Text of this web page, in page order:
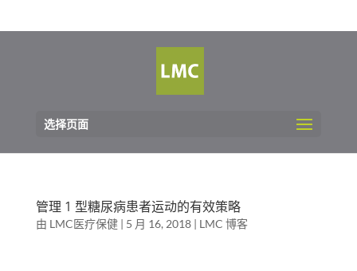
选择页面
管理 1 型糖尿病患者运动的有效策略
由 LMC医疗保健| 5 月 16, 2018| LMC 博客